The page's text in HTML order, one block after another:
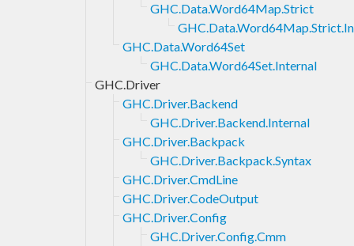
GHC.Data.Word64Map.Strict
GHC.Data.Word64Set
GHC.Data.Word64Set.Internal
GHC.Driver
GHC.Driver.Backend
GHC.Driver.Backend.Internal
GHC.Driver.Backpack
GHC.Driver.Backpack.Syntax
GHC.Driver.CmdLine
GHC.Driver.CodeOutput
GHC.Driver.Config
GHC.Driver.Config.Cmm